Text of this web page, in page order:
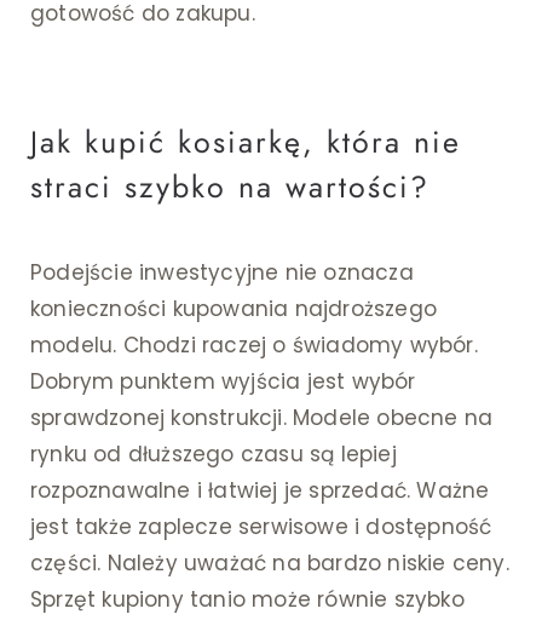
gotowość do zakupu.
Jak kupić kosiarkę, która nie
straci szybko na wartości?
Podejście inwestycyjne nie oznacza
konieczności kupowania najdroższego
modelu. Chodzi raczej o świadomy wybór.
Dobrym punktem wyjścia jest wybór
sprawdzonej konstrukcji. Modele obecne na
rynku od dłuższego czasu są lepiej
rozpoznawalne i łatwiej je sprzedać. Ważne
jest także zaplecze serwisowe i dostępność
części. Należy uważać na bardzo niskie ceny.
Sprzęt kupiony tanio może równie szybko